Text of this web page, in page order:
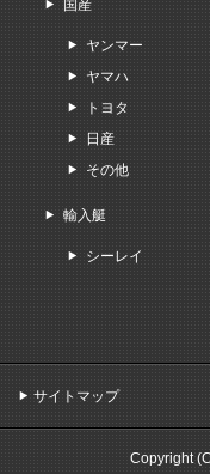
国産
ヤンマー
ヤマハ
トヨタ
日産
その他
輸入艇
シーレイ
サイトマップ
Copyright